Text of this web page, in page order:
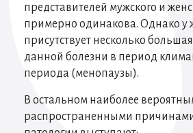
представителей мужского и
примерно одинакова. Однако у
присутствует несколько
данной болезни в период
периода (менопаузы).
В остальном наиболее
распространенными причинами